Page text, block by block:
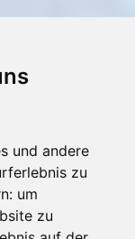
und andere
zu
um
zu